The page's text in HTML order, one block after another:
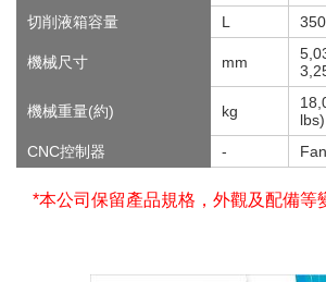
切削液箱容量
L 350
機械尺寸 mm
機械重量(約) kg
lbs)
CNC控制器
-
*本公司保留產品規格，外觀及配備等